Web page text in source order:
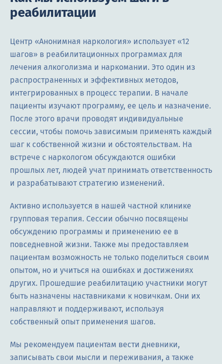
реабилитации
Центр «Анонимная наркология» использует «12
шагов» в реабилитационных программах для
лечения алкоголизма и наркомании. Это один из
распространенных и эффективных методов,
интегрированных в процесс терапии. В начале
пациенты изучают программу, ее цель и назначение.
После этого врачи проводят индивидуальные
сессии, чтобы помочь зависимым применять каждый
шаг к собственной жизни и обстоятельствам. На
встрече с наркологом обсуждаются ошибки
прошлых лет, людей учат принимать ответственность
и разрабатывают стратегию изменений.
Активно используется в нашей частной клинике
групповая терапия. Сессии обычно посвящены
обсуждению программы и применению ее в
повседневной жизни. Также мы предоставляем
пациентам возможность не только поделиться своим
опытом, но и учиться на ошибках и достижениях
других. Прошедшие реабилитацию участники могут
быть назначены наставниками к новичкам. Они их
направляют и поддерживают, используя
собственный опыт применения шагов.
Мы рекомендуем пациентам вести дневники,
записывать свои мысли и переживания, а также